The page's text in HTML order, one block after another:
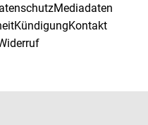
Mediadaten
KündigungKontakt